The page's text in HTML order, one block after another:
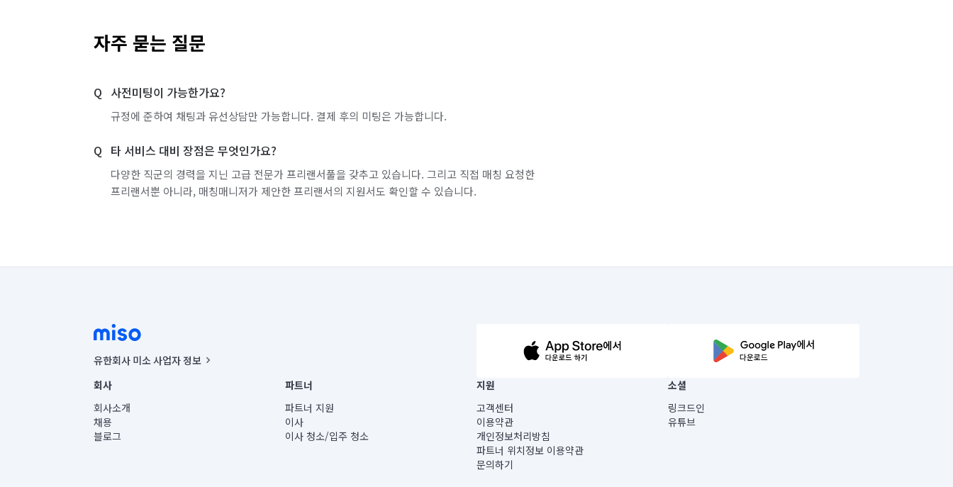
자주 묻는 질문
사전미팅이 가능한가요?
규정에 준하여 채팅과 유선상담만 가능합니다. 결제 후의 미팅은 가능합니다.
타 서비스 대비 장점은 무엇인가요?
다양한 직군의 경력을 지닌 고급 전문가 프리랜서풀을 갖추고 있습니다. 그리고 직접 매칭 요청한
프리랜서뿐 아니라, 매칭매니저가 제안한 프리랜서의 지원서도 확인할 수 있습니다.
유한회사 미소 사업자 정보
사업자등록번호 : 291-87-00271 | 인허가번호 : 2016-3220163-14-5-00019 |
통신판매신고번호 : 2024-서울종로-1400(공정거래위원회 정보) |
대표이사 : CHING VICTOR COLUMBIA RHEE
주소 | 본사: 서울특별시 종로구 율곡로 6(중학동, 트윈트리빌딩) B동 5층
컨택센터 : 서울특별시 종로구 수송동 율곡로 24, 7층, 8층 미소
회사
회사소개
채용
블로그
파트너
파트너 지원
이사
이사 청소/입주 청소
지원
고객센터
이용약관
개인정보처리방침
파트너 위치정보 이용약관
문의하기
소셜
링크드인
유튜브